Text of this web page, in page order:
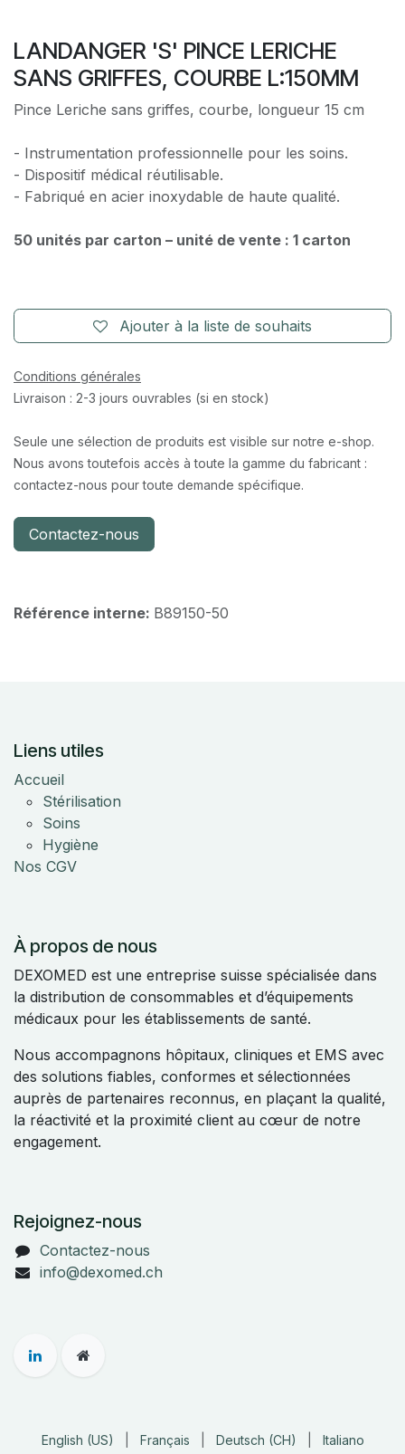
LANDANGER 'S' PINCE LERICHE
SANS GRIFFES, COURBE L:150MM
Pince Leriche sans griffes, courbe, longueur 15 cm
- Instrumentation professionnelle pour les soins.
- Dispositif médical réutilisable.
- Fabriqué en acier inoxydable de haute qualité.
50 unités par carton – unité de vente : 1 carton
Ajouter à la liste de souhaits
Conditions générales
Livraison : 2-3 jours ouvrables (si en stock)
Seule une sélection de produits est visible sur notre e-shop.
Nous avons toutefois accès à toute la gamme du fabricant :
contactez-nous pour toute demande spécifique.
Contactez-nous
Référence interne: B89150-50
Liens utiles
Accueil
Stérilisation
Soins
Hygiène
Nos CGV
À propos de nous
DEXOMED est une entreprise suisse spécialisée dans
la distribution de consommables et d’équipements
médicaux pour les établissements de santé.
Nous accompagnons hôpitaux, cliniques et EMS avec
des solutions fiables, conformes et sélectionnées
auprès de partenaires reconnus, en plaçant la qualité,
la réactivité et la proximité client au cœur de notre
engagement.
Rejoignez-nous
Contactez-nous
info@dexomed.ch
English (US) Français Deutsch (CH) Italiano